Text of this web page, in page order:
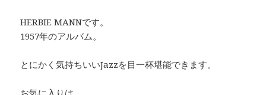
HERBIE MANNです。
1957年のアルバム。
とにかく気持ちいいJazzを目一杯堪能できます。
お気に入りは